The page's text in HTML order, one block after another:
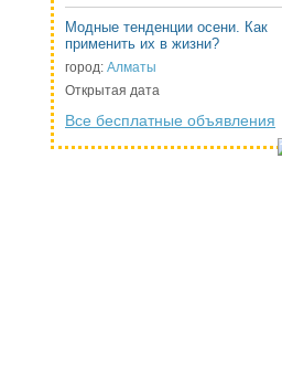
Модные тенденции осени. Как
применить их в жизни?
город: Алматы
Открытая дата
Все бесплатные объявления